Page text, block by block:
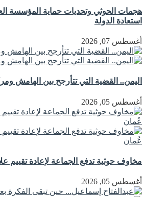
هجمات الحوثي وتحديات حماية المؤسسة
استعادة الدولة
أغسطس 07, 2026
اليمن.. القضية التي تتأرجح بين الهامش
أغسطس 05, 2026
مخاوف حوثية تدفع الجماعة لإعادة تقييم
أغسطس 05, 2026